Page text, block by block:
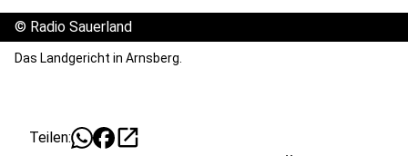
© Radio Sauerland
Das Landgericht in Arnsberg.
Teilen: open_in_new